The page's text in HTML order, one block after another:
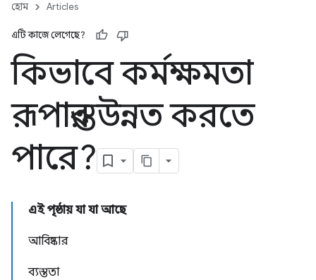
হোম Articles
এটি কাজে লেগেছে?
কিভাবে কর্মক্ষমতা
রূপান্তর উন্নত করতে
পারে?
এই পৃষ্ঠায় যা যা আছে
আবিষ্কার
ব্যস্ততা